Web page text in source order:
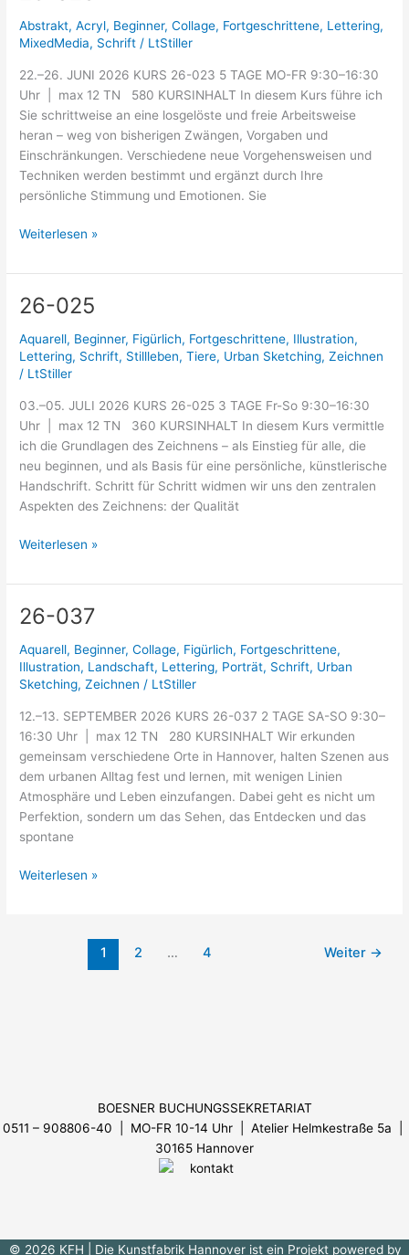
Abstrakt,Acryl, Beginner,Collage, Fortgeschrittene, Lettering,
MixedMedia, Schrift / LtStiller
22.–26. JUNI 2026 KURS 26-023 5 TAGE MO-FR 9:30–16:30
Uhr | max 12 TN 580 KURSINHALT In diesem Kurs führe ich
Sie schrittweise an eine losgelöste und freie Arbeitsweise
heran – weg von bisherigen Zwängen, Vorgaben und
Einschränkungen. Verschiedene neue Vorgehensweisen und
Techniken werden bestimmt und ergänzt durch Ihre
persönliche Stimmung und Emotionen. Sie
Weiterlesen »
26-025
Aquarell, Beginner, Figürlich, Fortgeschrittene, Illustration,
Lettering, Schrift, Stillleben,Tiere, Urban Sketching,Zeichnen
/ LtStiller
03.–05. JULI 2026 KURS 26-025 3 TAGE Fr-So 9:30–16:30
Uhr | max 12 TN 360 KURSINHALT In diesem Kurs vermittle
ich die Grundlagen des Zeichnens – als Einstieg für alle, die
neu beginnen, und als Basis für eine persönliche, künstlerische
Handschrift. Schritt für Schritt widmen wir uns den zentralen
Aspekten des Zeichnens: der Qualität
26-
Weiterlesen »
26-037
Aquarell, Beginner,Collage, Figürlich, Fortgeschrittene,
Illustration, Landschaft, Lettering, Porträt, Schrift, Urban
Sketching,Zeichnen / LtStiller
12.–13. SEPTEMBER 2026 KURS 26-037 2 TAGE SA-SO 9:30–
16:30 Uhr | max 12 TN 280 KURSINHALT Wir erkunden
gemeinsam verschiedene Orte in Hannover, halten Szenen aus
dem urbanen Alltag fest und lernen, mit wenigen Linien
Atmosphäre und Leben einzufangen. Dabei geht es nicht um
Perfektion, sondern um das Sehen, das Entdecken und das
spontane
26-
Weiterlesen »
1 2 … 4 Weiter →
BOESNER BUCHUNGSSEKRETARIAT
0511 – 908806-40 | MO-FR 10-14 Uhr
| Atelier Helmkestraße 5a |
30165 Hannover
© 2026 KFH | Die Kunstfabrik Hannover ist ein Projekt powered by